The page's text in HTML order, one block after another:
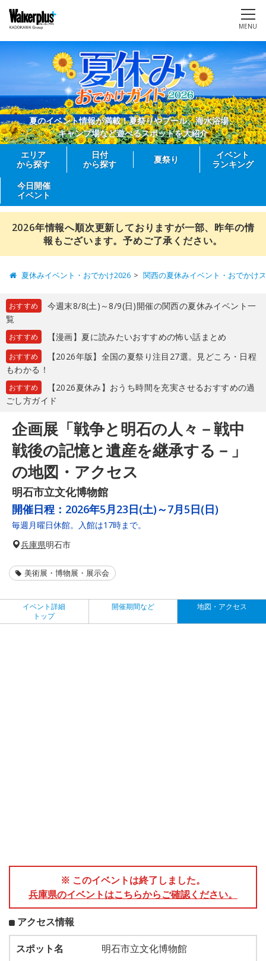
MENU
夏のイベント情報が満載！夏祭りやプール、海水浴場、
キャンプ場など遊べるスポットを大紹介
エリア
から探す
日付
から探す
夏祭り
イベント
ランキング
今日開催
イベント
2026年情報へ順次更新しておりますが一部、昨年の情
報もございます。予めご了承ください。
夏休みイベント・おでかけ2026 関西の夏休みイベント・おでかけ
おすすめ
今週末8/8(土)～8/9(日)開催の関西の夏休みイベント一
覧
おすすめ 【漫画】夏に読みたいおすすめの怖い話まとめ
おすすめ
【2026年版】全国の夏祭り注目27選。見どころ・日程
もわかる！
おすすめ
【2026夏休み】おうち時間を充実させるおすすめの過
ごし方ガイド
企画展「戦争と明石の人々－戦中
戦後の記憶と遺産を継承する－」
の地図・アクセス
明石市立文化博物館
開催日程： 2026年5月23日(土)～7月5日(日)
毎週月曜日休館。入館は17時まで。
兵庫県明石市
美術展・博物展・展示会
イベント詳細
トップ
開催期間など 地図・アクセス
※ このイベントは終了しました。
兵庫県のイベントはこちらからご確認ください。
アクセス情報
スポット名
明石市立文化博物館